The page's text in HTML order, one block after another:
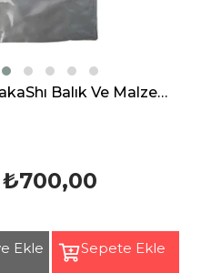
NanıwaOsakaShı Balık Ve Malzeme Çantası
₺700,00